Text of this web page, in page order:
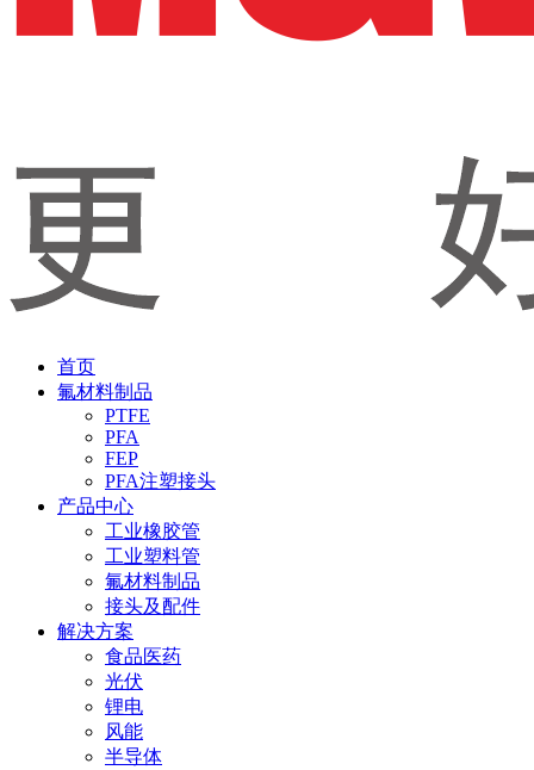
首页
氟材料制品
PTFE
PFA
FEP
PFA注塑接头
产品中心
工业橡胶管
工业塑料管
氟材料制品
接头及配件
解决方案
食品医药
光伏
锂电
风能
半导体